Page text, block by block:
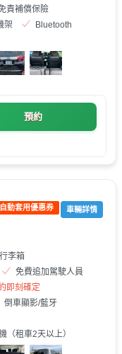
責補償保險
架
Bluetooth
預約
自動套用優惠券 車輛詳情
行李箱
免費追加駕駛人員
即刻確定
倒車顯影/藍牙
（租車2天以上）